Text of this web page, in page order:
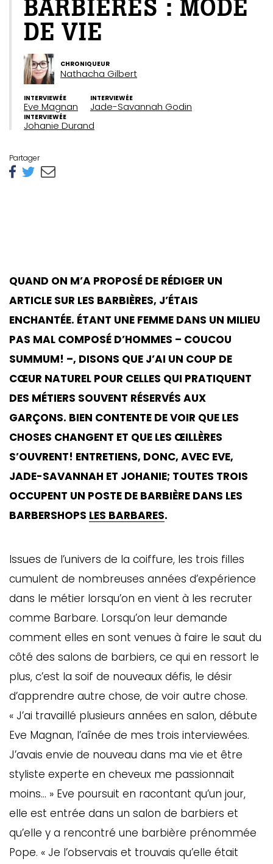
BARBIÈRES : MODE
DE VIE
CHRONIQUEUR
Nathacha Gilbert
INTERVIEWÉE
Eve Magnan
INTERVIEWÉE
Jade-Savannah Godin
INTERVIEWÉE
Johanie Durand
Partager
QUAND ON M’A PROPOSÉ DE RÉDIGER UN
ARTICLE SUR LES BARBIÈRES, J’ÉTAIS
ENCHANTÉE. ÉTANT UNE FEMME DANS UN MILIEU
PAS MAL COMPOSÉ D’HOMMES – COUCOU
SUMMUM! –, DISONS QUE J’AI UN COUP DE
CŒUR NATUREL POUR CELLES QUI PRATIQUENT
DES MÉTIERS SOUVENT RÉSERVÉS AUX
GARÇONS. BIEN CONTENTE DE VOIR QUE LES
CHOSES CHANGENT ET QUE LES ŒILLÈRES
S’OUVRENT! ENTRETIENS, DONC, AVEC EVE,
JADE-SAVANNAH ET JOHANIE; TOUTES TROIS
OCCUPENT UN POSTE DE BARBIÈRE DANS LES
BARBERSHOPS LES BARBARES.
Issues de l’univers de la coiffure, les trois filles
cumulent de nombreuses années d’expérience
dans le métier lorsqu’on en vient à les recruter
comme Barbare. Lorsqu’on leur demande
comment elles en sont venues à faire le saut du
côté des salons de barbiers, ce qui en ressort le
plus, c’est la soif de nouveaux défis, le désir
d’apprendre autre chose, de voir autre chose.
« J’ai travaillé plusieurs années en salon, débute
Eve Magnan, l’aînée de mes trois interviewées.
J’avais envie de nouveau dans ma vie et être
styliste experte en cheveux me passionnait
moins… » Eve poursuit en racontant qu’un jour,
elle est entrée dans un salon de barbiers et
qu’elle y a rencontré une barbière prénommée
Pope. « Je l’observais et trouvais qu’elle était